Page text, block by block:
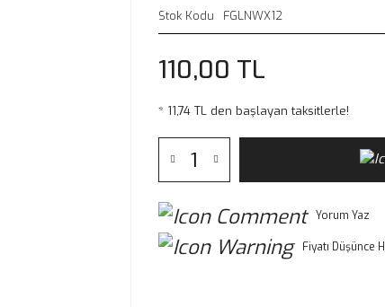
Stok Kodu FGLNWX12
110,00 TL
* 11,74 TL den başlayan taksitlerle!
Yorum Yaz
Fiyatı Düşünce